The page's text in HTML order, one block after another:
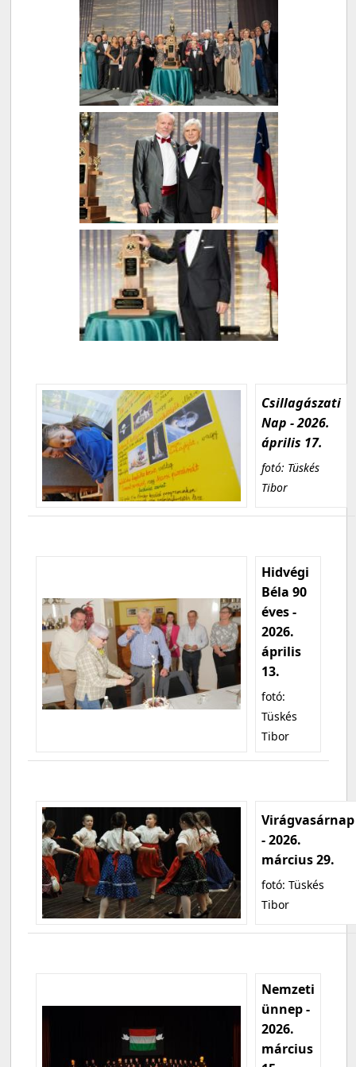
Csillagászati
Nap - 2026.
április 17.
fotó: Tüskés
Tibor
Hidvégi
Béla 90
éves -
2026.
április
13.
fotó:
Tüskés
Tibor
Virágvasárnap
- 2026.
március 29.
fotó: Tüskés
Tibor
Nemzeti
ünnep -
2026.
március